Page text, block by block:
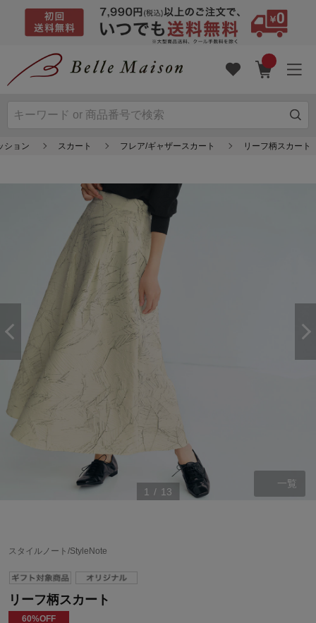
ション スカート フレア/ギャザースカート リーフ柄スカート
1 / 13
一覧
スタイルノート/StyleNote
リーフ柄スカート
60%OFF